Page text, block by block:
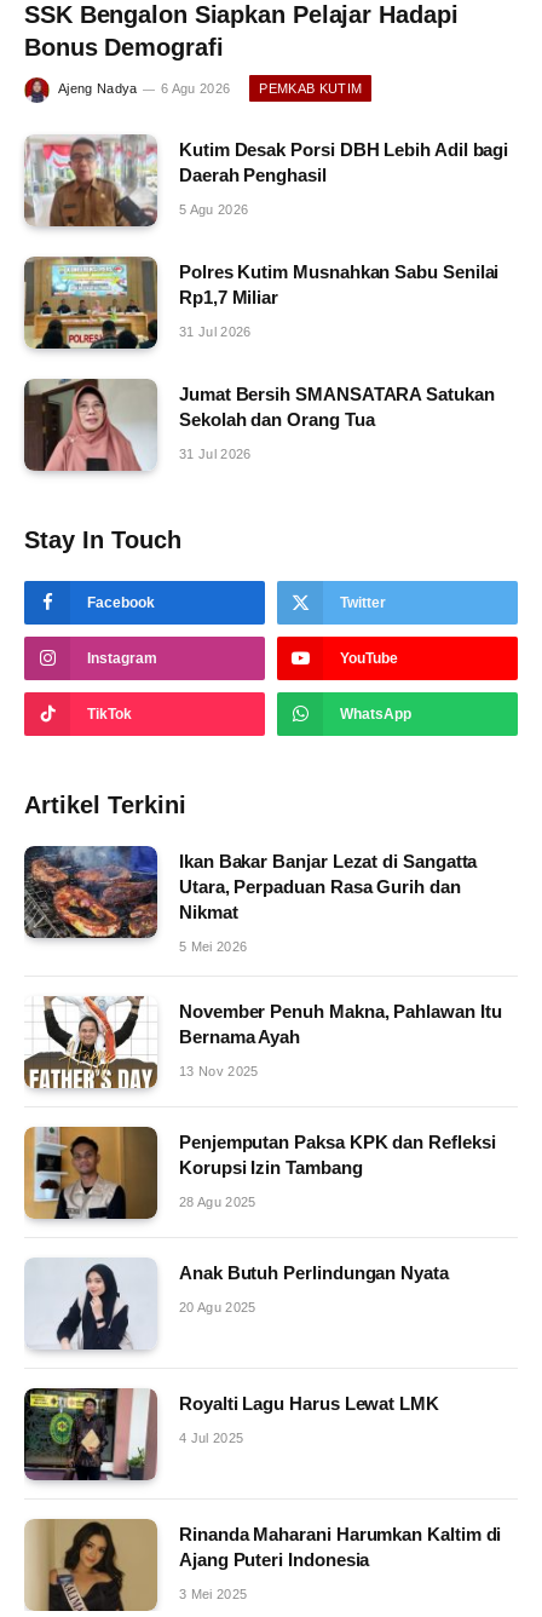
SSK Bengalon Siapkan Pelajar Hadapi
Bonus Demografi
Ajeng Nadya 6 Agu 2026 PEMKAB KUTIM
Kutim Desak Porsi DBH Lebih Adil bagi
Daerah Penghasil
5 Agu 2026
Polres Kutim Musnahkan Sabu Senilai
Rp1,7 Miliar
31 Jul 2026
Jumat Bersih SMANSATARA Satukan
Sekolah dan Orang Tua
31 Jul 2026
Stay In Touch
Facebook Twitter
Instagram YouTube
TikTok WhatsApp
Artikel Terkini
Ikan Bakar Banjar Lezat di Sangatta
Utara, Perpaduan Rasa Gurih dan
Nikmat
5 Mei 2026
November Penuh Makna, Pahlawan Itu
Bernama Ayah
13 Nov 2025
Penjemputan Paksa KPK dan Refleksi
Korupsi Izin Tambang
28 Agu 2025
Anak Butuh Perlindungan Nyata
20 Agu 2025
Royalti Lagu Harus Lewat LMK
4 Jul 2025
Rinanda Maharani Harumkan Kaltim di
Ajang Puteri Indonesia
3 Mei 2025